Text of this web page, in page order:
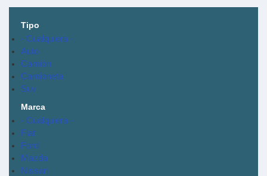
Tipo
- Cualquiera -
Auto
Camión
Camioneta
Suv
Marca
- Cualquiera -
Fiat
Ford
Mazda
Nissan